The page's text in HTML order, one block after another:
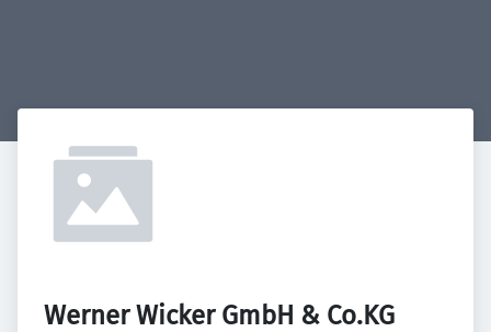
Werner Wicker GmbH & Co.KG